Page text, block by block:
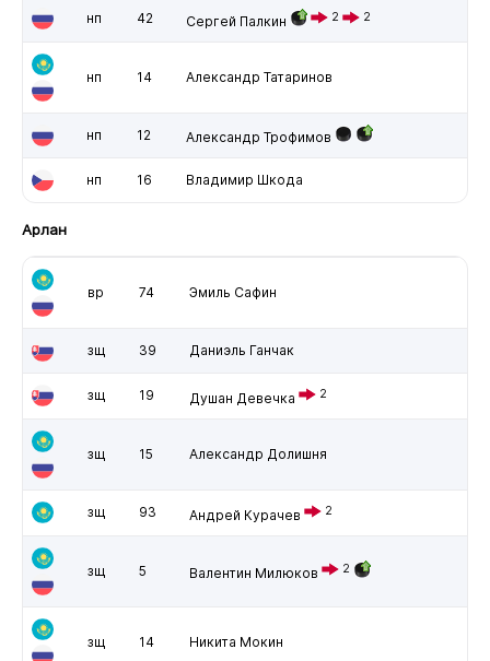
нп 42 Сергей Палкин 2 2
нп 14 Александр Татаринов
нп 12 Александр Трофимов
нп 16 Владимир Шкода
Арлан
вр 74 Эмиль Сафин
зщ 39 Даниэль Ганчак
зщ 19 Душан Девечка 2
зщ 15 Александр Долишня
зщ 93 Андрей Курачев 2
зщ 5 Валентин Милюков 2
зщ 14 Никита Мокин